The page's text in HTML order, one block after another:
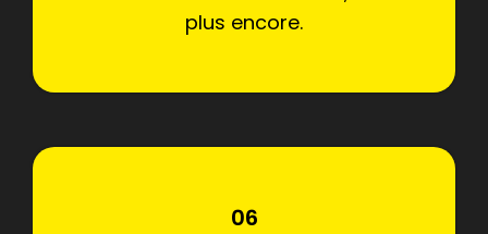
plus encore.
06